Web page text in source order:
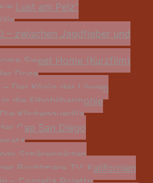
Lust am Pelz“
– zwischen Jagdfieber und
Sweet Home (Kurzfilm)
Dose
– Der König der Löwen
die Elbphilharmonie
Die Küchenguerilla
Cap San Diego
Schärengärten
Buchtmare TV: Kalifornien